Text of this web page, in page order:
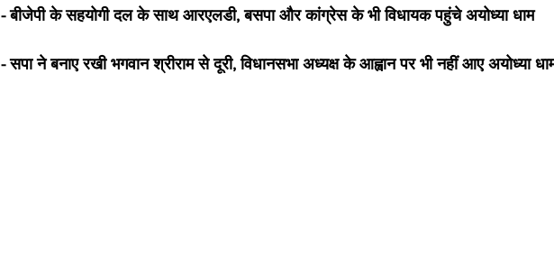
- बीजेपी के सहयोगी दल के साथ आरएलडी, बसपा और कांग्रेस के भी विधायक पहुंचे अयोध्या धाम
- सपा ने बनाए रखी भगवान श्रीराम से दूरी, विधानसभा अध्यक्ष के आह्वान पर भी नहीं आए अयोध्या